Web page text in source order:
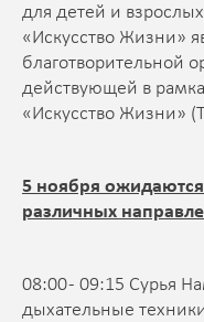
для детей и
«Искусство Жизни»
благотворительной
действующей в
«Искусство Жизни»
5 ноября
различных
08:00 - 09:15 Сурья
дыхательные техники